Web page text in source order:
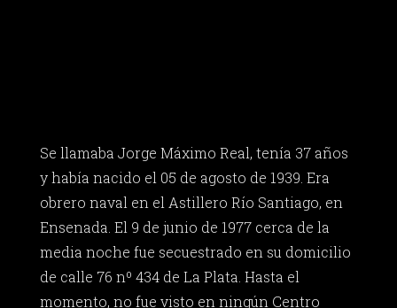
Se llamaba Jorge Máximo Real, tenía 37 años
y había nacido el 05 de agosto de 1939. Era
obrero naval en el Astillero Río Santiago, en
Ensenada. El 9 de junio de 1977 cerca de la
media noche fue secuestrado en su domicilio
de calle 76 nº 434 de La Plata. Hasta el
momento, no fue visto en ningún Centro